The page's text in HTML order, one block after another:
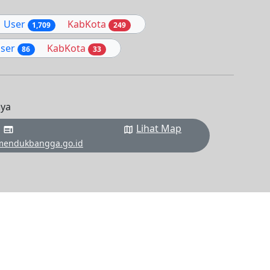
User 1,709 KabKota 249
86 KabKota 33
web map Lihat Map